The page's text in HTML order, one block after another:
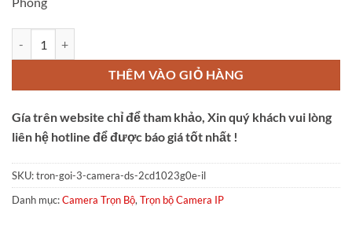
THÊM VÀO GIỎ HÀNG
Gía trên website chỉ để tham khảo, Xin quý khách vui lòng
liên hệ hotline để được báo giá tốt nhất !
SKU:tron-goi-3-camera-ds-2cd1023g0e-il
Danh mục:Camera Trọn Bộ, Trọn bộ Camera IP